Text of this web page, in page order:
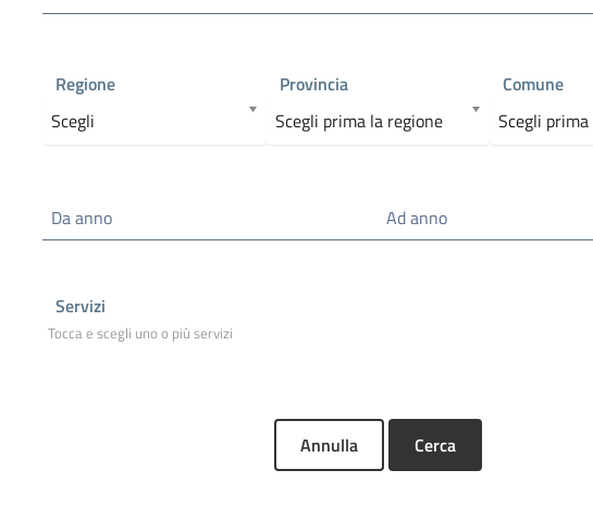
Regione
Scegli
Provincia
Scegli prima la regione
Comune
Da anno Ad anno
Servizi
Annulla Cerca